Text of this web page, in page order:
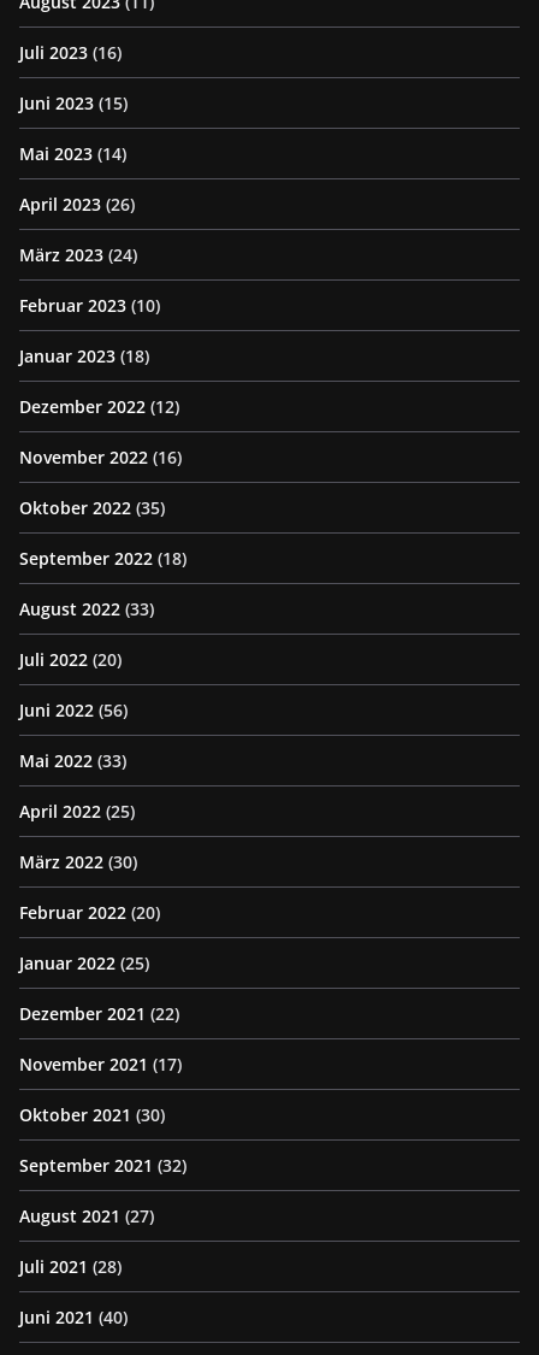
Juli 2023 (16)
Juni 2023 (15)
Mai 2023 (14)
April 2023 (26)
März 2023 (24)
Februar 2023 (10)
Januar 2023 (18)
Dezember 2022 (12)
November 2022 (16)
Oktober 2022 (35)
September 2022 (18)
August 2022 (33)
Juli 2022 (20)
Juni 2022 (56)
Mai 2022 (33)
April 2022 (25)
März 2022 (30)
Februar 2022 (20)
Januar 2022 (25)
Dezember 2021 (22)
November 2021 (17)
Oktober 2021 (30)
September 2021 (32)
August 2021 (27)
Juli 2021 (28)
Juni 2021 (40)